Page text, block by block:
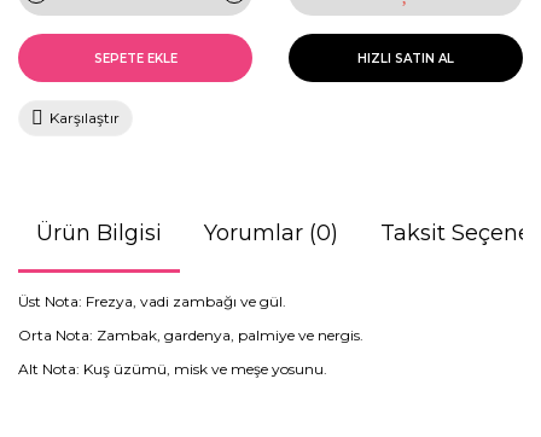
SEPETE EKLE HIZLI SATIN AL
Karşılaştır
Ürün Bilgisi Yorumlar (0) Taksit
Üst Nota: Frezya, vadi zambağı ve gül.
Orta Nota: Zambak, gardenya, palmiye ve nergis.
Alt Nota: Kuş üzümü, misk ve meşe yosunu.